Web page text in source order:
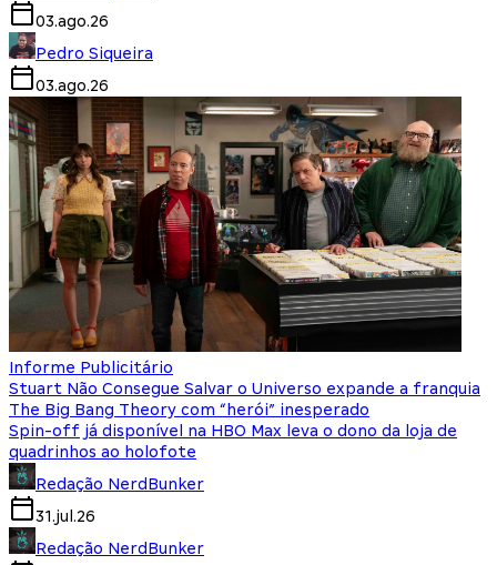
03.ago.26
Pedro Siqueira
03.ago.26
Informe Publicitário
Stuart Não Consegue Salvar o Universo expande a franquia
The Big Bang Theory com “herói” inesperado
Spin-off já disponível na HBO Max leva o dono da loja de
quadrinhos ao holofote
Redação NerdBunker
31.jul.26
Redação NerdBunker